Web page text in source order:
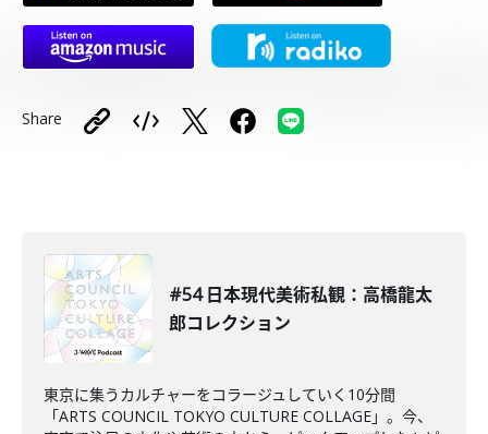
Share
#54 日本現代美術私観：高橋龍太
郎コレクション
東京に集うカルチャーをコラージュしていく10分間
「ARTS COUNCIL TOKYO CULTURE COLLAGE」。今、